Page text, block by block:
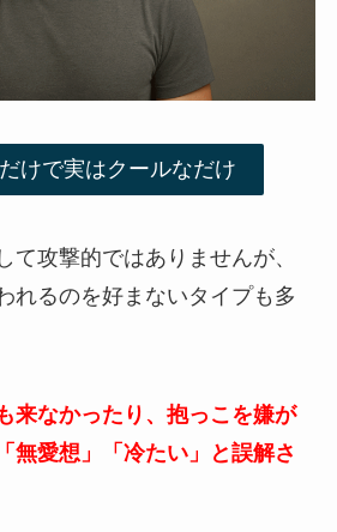
けで実はクールなだけ
て攻撃的ではありませんが、
れるのを好まないタイプも多
来なかったり、抱っこを嫌が
無愛想」「冷たい」と誤解さ